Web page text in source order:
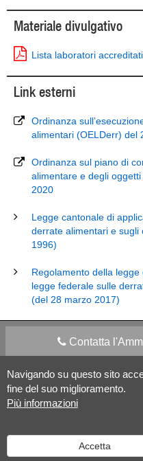
Navigando su questo sito
fine del suo miglioramento.
Più informazioni
Accetta
Materiale divulgativo
Lista laboratori
Link esterni
Ordinanza
alimentari (OELDerr) del
Ordinanza sul piano di
alimentare e degli
2020
Legge cantonale di
derrate alimentari e sugli
1996)
Regolamento della
legge federale sulle
(del 28 marzo 2017)
Contatta
Apps Mobile
Versione